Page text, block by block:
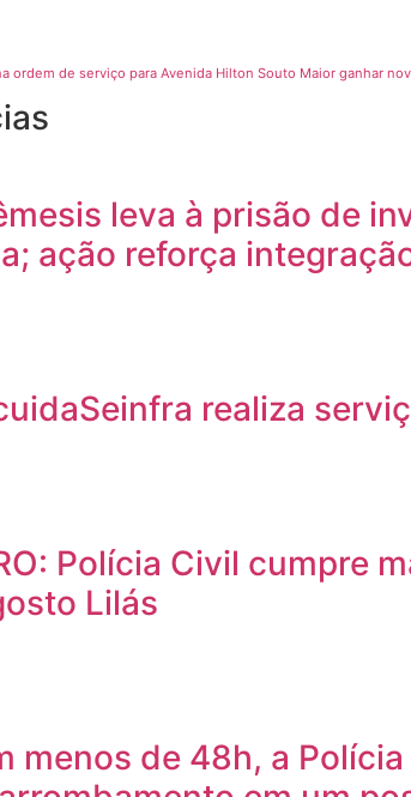
leva à prisão de
ação reforça
realiza
Polícia Civil cumpre
Lilás
menos de 48h, a